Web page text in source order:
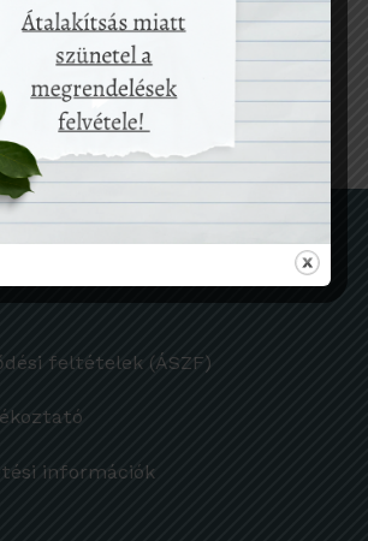
feltételek (ÁSZF)
információk